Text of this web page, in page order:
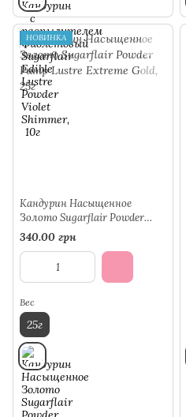
НОВИНКА
Кандурин Насыщенное
Золото Sugarflair Powder
Pump Lustre Extreme Gold, 25г
340.00 грн
Вес
25г